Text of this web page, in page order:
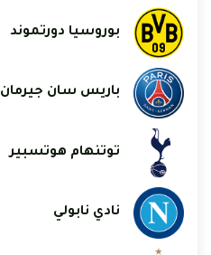
بوروسيا دورتموند
باريس سان جيرمان
توتنهام هوتسبير
نادي نابولي